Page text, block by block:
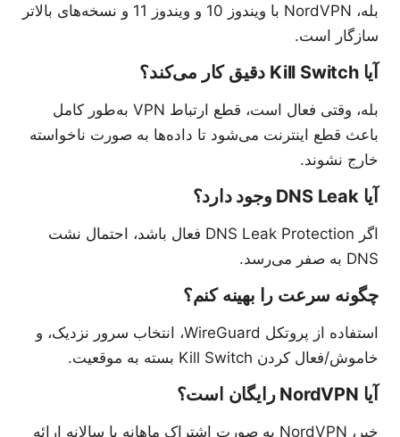
بله، NordVPN با ویندوز 10 و ویندوز 11 و نسخه‌های بالاتر
سازگار است.
آیا Kill Switch دقیق کار می‌کند؟
بله، وقتی فعال است، قطع ارتباط VPN به‌طور کامل
باعث قطع اینترنت می‌شود تا داده‌ها به صورت ناخواسته
خارج نشوند.
آیا DNS Leak وجود دارد؟
اگر DNS Leak Protection فعال باشد، احتمال نشت
DNS به صفر می‌رسد.
چگونه سرعت را بهینه کنم؟
استفاده از پروتکل WireGuard، انتخاب سرور نزدیک، و
خاموش/فعال کردن Kill Switch بسته به موقعیت.
آیا NordVPN رایگان است؟
خیر، NordVPN به صورت اشتراک ماهانه یا سالانه ارائه